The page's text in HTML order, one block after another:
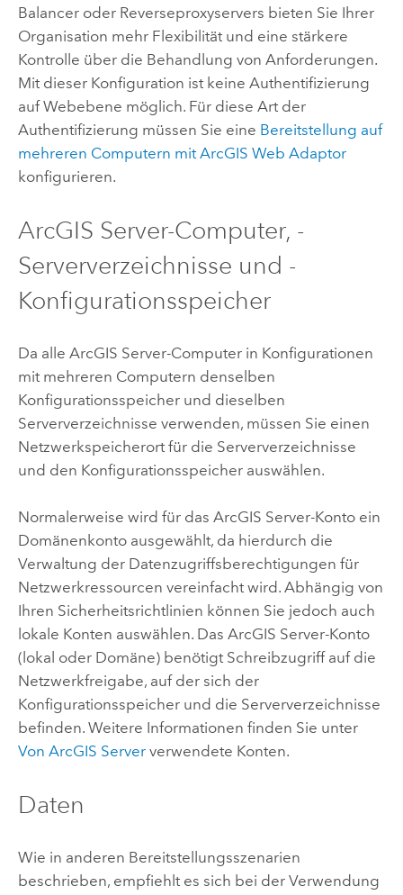
Balancer oder Reverseproxyservers bieten Sie Ihrer
Organisation mehr Flexibilität und eine stärkere
Kontrolle über die Behandlung von Anforderungen.
Mit dieser Konfiguration ist keine Authentifizierung
auf Webebene möglich. Für diese Art der
Authentifizierung müssen Sie eine Bereitstellung auf
mehreren Computern mit ArcGIS Web Adaptor
konfigurieren.
ArcGIS Server-Computer, -
Serververzeichnisse und -
Konfigurationsspeicher
Da alle ArcGIS Server-Computer in Konfigurationen
mit mehreren Computern denselben
Konfigurationsspeicher und dieselben
Serververzeichnisse verwenden, müssen Sie einen
Netzwerkspeicherort für die Serververzeichnisse
und den Konfigurationsspeicher auswählen.
Normalerweise wird für das ArcGIS Server-Konto ein
Domänenkonto ausgewählt, da hierdurch die
Verwaltung der Datenzugriffsberechtigungen für
Netzwerkressourcen vereinfacht wird. Abhängig von
Ihren Sicherheitsrichtlinien können Sie jedoch auch
lokale Konten auswählen. Das ArcGIS Server-Konto
(lokal oder Domäne) benötigt Schreibzugriff auf die
Netzwerkfreigabe, auf der sich der
Konfigurationsspeicher und die Serververzeichnisse
befinden. Weitere Informationen finden Sie unter
Von ArcGIS Serververwendete Konten.
Daten
Wie in anderen Bereitstellungsszenarien
beschrieben, empfiehlt es sich bei der Verwendung